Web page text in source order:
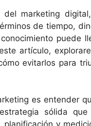
marketing
de tiempo,
puede
artículo,
evitarlos para
es entender
sólida